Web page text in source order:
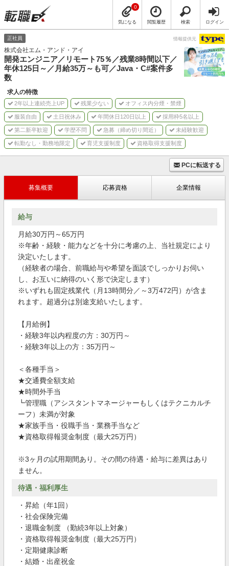
気になる
0
閲覧履歴 検索 ログイン
正社員 情報提供元
株式会社エム・アンド・アイ
開発エンジニア／リモート75％／残業8時間以下／
年休125日～／月給35万～も可／Java・C#案件多
数
求人の特徴
2年以上連続売上UP 残業少ない オフィス内分煙・禁煙
服装自由 土日祝休み 年間休日120日以上 採用枠5名以上
第二新卒歓迎 学歴不問 急募（締め切り間近） 未経験歓迎
転勤なし・勤務地限定 育児支援制度 資格取得支援制度
PCに転送する
募集概要 応募資格 企業情報
給与
月給30万円～65万円
※年齢・経験・能力などを十分に考慮の上、当社規定により
決定いたします。
（経験者の場合、前職給与や希望を面談でしっかりお伺い
し、お互いに納得のいく形で決定します）
※いずれも固定残業代（月13時間分／～3万472円）が含ま
れます。超過分は別途支給いたします。
【月給例】
・経験3年以内程度の方：30万円～
・経験3年以上の方：35万円～
＜各種手当＞
★交通費全額支給
★時間外手当
┗管理職（アシスタントマネージャーもしくはテクニカルチ
ーフ）未満が対象
★家族手当・役職手当・業務手当など
★資格取得報奨金制度（最大25万円）
※3ヶ月の試用期間あり。その間の待遇・給与に差異はあり
ません。
待遇・福利厚生
・昇給（年1回）
・社会保険完備
・退職金制度 （勤続3年以上対象）
・資格取得報奨金制度（最大25万円）
・定期健康診断
・結婚・出産祝金